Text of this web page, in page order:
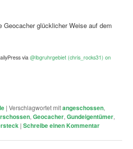
glücklicher Weise auf dem
via@lbgruhrgebiet (chris_rocks31) on
|Verschlagwortet mitangeschossen,
,Geocacher,Gundeigentümer,
|Schreibe einen Kommentar